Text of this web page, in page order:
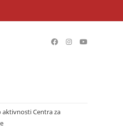
aktivnosti Centra za